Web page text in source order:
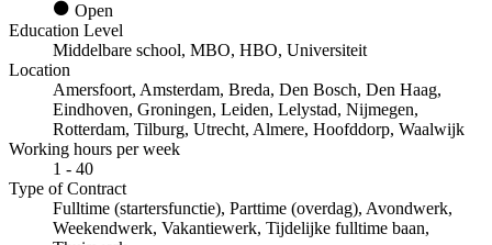
Open
Education Level
Middelbare school, MBO, HBO, Universiteit
Location
Amersfoort, Amsterdam, Breda, Den Bosch, Den Haag,
Eindhoven, Groningen, Leiden, Lelystad, Nijmegen,
Rotterdam, Tilburg, Utrecht, Almere, Hoofddorp, Waalwijk
Working hours per week
1 - 40
Type of Contract
Fulltime (startersfunctie), Parttime (overdag), Avondwerk,
Weekendwerk, Vakantiewerk, Tijdelijke fulltime baan,